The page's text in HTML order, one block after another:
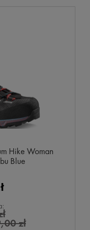
Hike Woman
Blue
zł